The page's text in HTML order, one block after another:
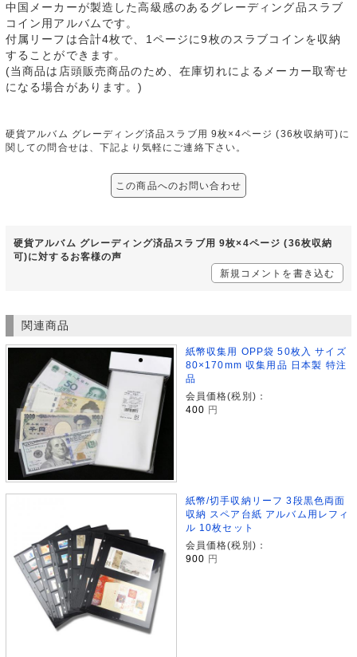
中国メーカーが製造した高級感のあるグレーディング品スラブ
コイン用アルバムです。
付属リーフは合計4枚で、1ページに9枚のスラブコインを収納
することができます。
(当商品は店頭販売商品のため、在庫切れによるメーカー取寄せ
になる場合があります。)
硬貨アルバム グレーディング済品スラブ用 9枚×4ページ (36枚収納可)に
関しての問合せは、下記より気軽にご連絡下さい。
この商品へのお問い合わせ
硬貨アルバム グレーディング済品スラブ用 9枚×4ページ (36枚収納
可)に対するお客様の声
新規コメントを書き込む
関連商品
紙幣収集用 OPP袋 50枚入 サイズ
80×170mm 収集用品 日本製 特注
品
会員価格(税別)：
400 円
紙幣/切手収納リーフ 3段黒色両面
収納 スペア台紙 アルバム用レフィ
ル 10枚セット
会員価格(税別)：
900 円